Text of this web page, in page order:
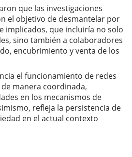
que las investigaciones
el objetivo de desmantelar por
implicados, que incluiría no solo
sino también a colaboradores
encubrimiento y venta de los
el funcionamiento de redes
manera coordinada,
en los mecanismos de
refleja la persistencia de
en el actual contexto